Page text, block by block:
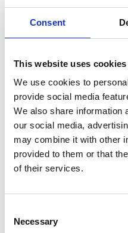
Consent
This website uses cookies
We use cookies to
provide social media
We also share information
our social media,
may combine it with other
provided to them or that
of their services.
Selection
Necessary